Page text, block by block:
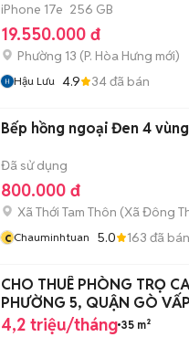
iPhone 17e 256 GB
19.550.000 đ
Phường 13 (P. Hòa Hưng mới)
Hậu Lưu 4.9 34đã bán
Bếp hồng ngoại Đen 4
Đã sử dụng
800.000 đ
Xã Thới Tam Thôn (Xã Đông
c Chauminhtuan 5.0 163 đã bán
CHO THUÊ PHÒNG TRỌ
4,2 triệu/tháng 35 m²